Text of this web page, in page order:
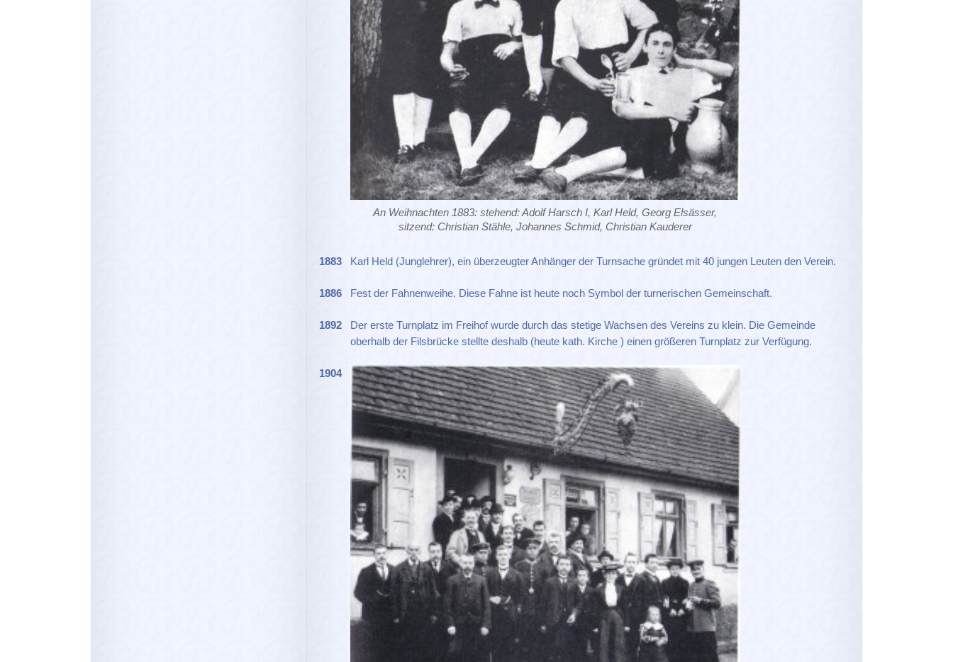
An Weihnachten 1883: stehend: Adolf Harsch I, Karl Held, Georg Elsässer,
sitzend: Christian Stähle, Johannes Schmid, Christian Kauderer
1883 Karl Held (Junglehrer), ein überzeugter Anhänger der Turnsache gründet mit 40 jungen Leuten den Verein.
1886 Fest der Fahnenweihe. Diese Fahne ist heute noch Symbol der turnerischen Gemeinschaft.
1892
Der erste Turnplatz im Freihof wurde durch das stetige Wachsen des Vereins zu klein. Die Gemeinde
oberhalb der Filsbrücke stellte deshalb (heute kath. Kirche ) einen größeren Turnplatz zur Verfügung.
1904